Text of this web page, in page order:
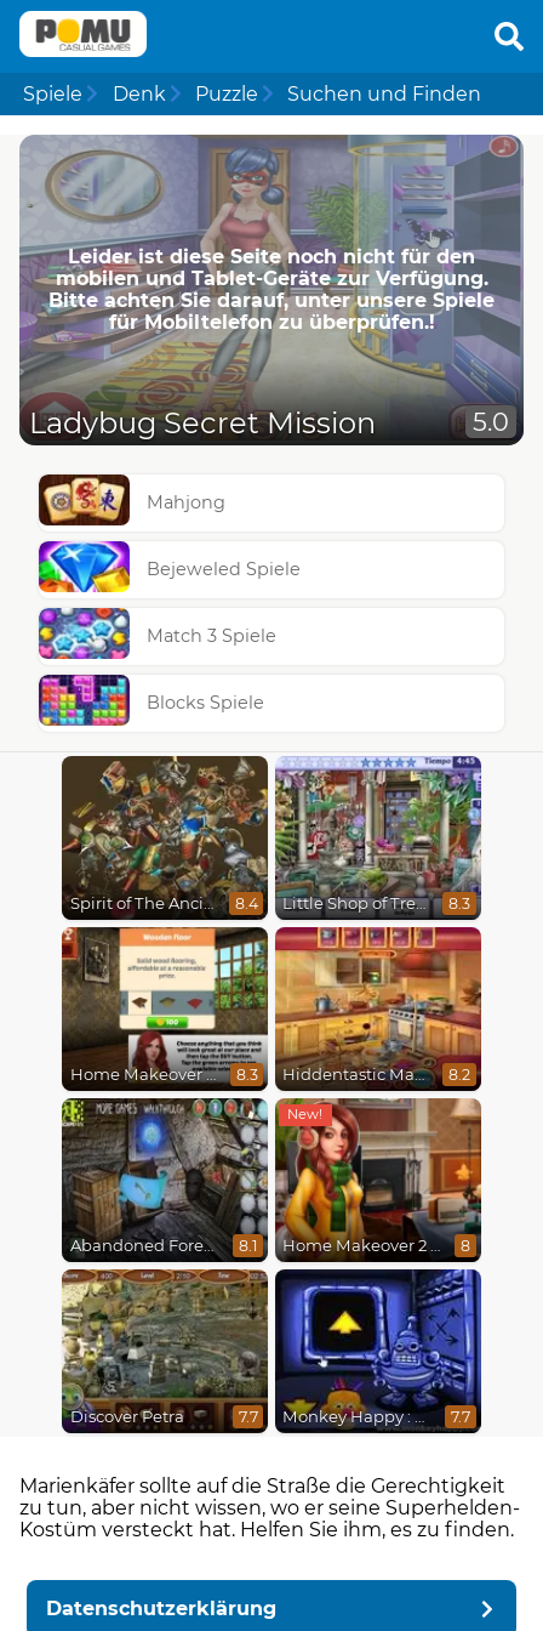
Spiele Denk Puzzle Suchen und Finden
Leider ist diese Seite noch nicht für den
mobilen und Tablet-Geräte zur Verfügung.
Bitte achten Sie darauf, unter unsere Spiele
für Mobiltelefon zu überprüfen.!
Ladybug Secret Mission 5.0
Mahjong
Bejeweled Spiele
Match 3 Spiele
Blocks Spiele
Spirit of The Ancient Forest 8.4 Little Shop of Treasures 8.3
Home Makeover Hidden Object 8.3 Hiddentastic Mansion 8.2
Abandoned Forest House 8.1 Home Makeover 2 Hidden Object 8
Discover Petra 7.7 Monkey Happy : Stage 0112 7.7
Marienkäfer sollte auf die Straße die Gerechtigkeit
zu tun, aber nicht wissen, wo er seine Superhelden-
Kostüm versteckt hat. Helfen Sie ihm, es zu finden.
Datenschutzerklärung